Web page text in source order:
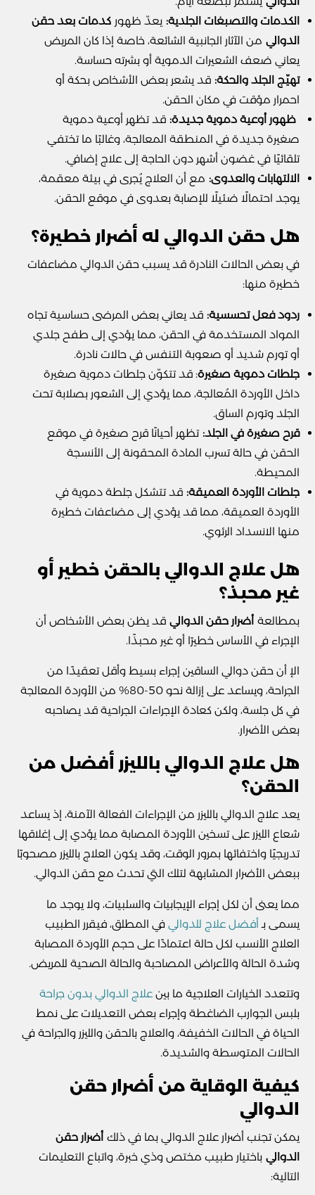
الكدمات والتصبغات الجلدية: يعدّ ظهور كدمات بعد حقن
الدوالي من الآثار الجانبية الشائعة، خاصة إذا كان المريض
يعاني ضعف الشعيرات الدموية أو بشرته حساسة.
تهيّج الجلد والحكة: قد يشعر بعض الأشخاص بحكة أو
احمرار مؤقت في مكان الحقن.
ظهور أوعية دموية جديدة: قد تظهر أوعية دموية
صغيرة جديدة في المنطقة المعالجة، وغالبًا ما تختفي
تلقائيًا في غضون أشهر دون الحاجة إلى علاج إضافي.
الالتهابات والعدوى: مع أن العلاج يُجرى في بيئة معقمة،
يوجد احتمالًا ضئيلًا للإصابة بعدوى في موقع الحقن.
هل حقن الدوالي له أضرار خطيرة؟
في بعض الحالات النادرة قد يسبب حقن الدوالي مضاعفات
خطيرة منها:
ردود فعل تحسسية: قد يعاني بعض المرضى حساسية تجاه
المواد المستخدمة في الحقن، مما يؤدي إلى طفح جلدي
أو تورم شديد أو صعوبة التنفس في حالات نادرة.
جلطات دموية صغيرة: قد تتكوّن جلطات دموية صغيرة
داخل الأوردة المُعالجة، مما يؤدي إلى الشعور بصلابة تحت
الجلد وتورم الساق.
قرح صغيرة في الجلد: تظهر أحيانًا قرح صغيرة في موقع
الحقن في حالة تسرب المادة المحقونة إلى الأنسجة
المحيطة.
جلطات الأوردة العميقة: قد تتشكل جلطة دموية في
الأوردة العميقة، مما قد يؤدي إلى مضاعفات خطيرة
منها الانسداد الرئوي.
هل علاج الدوالي بالحقن خطير أو
غير محبذ؟
بمطالعةأضرار حقن الدوالي قد يظن بعض الأشخاص أن
الإجراء في الأساس خطيرًا أو غير محبذًا.
الإ أن حقن دوالي الساقين إجراء بسيط وأقل تعقيدًا من
الجراحة، ويساعد على إزالة نحو 50-80% من الأوردة المعالجة
في كل جلسة، ولكن كعادة الإجراءات الجراحية قد يصاحبه
بعض الأضرار.
هل علاج الدوالي بالليزر أفضل من
الحقن؟
يعد علاج الدوالي بالليزر من الإجراءات الفعالة الآمنة، إذ يساعد
شعاع الليزر على تسخين الأوردة المصابة مما يؤدي إلى إغلاقها
تدريجيًا واختفائها بمرور الوقت، وقد يكون العلاج بالليزر مصحوبًا
ببعض الأضرار المشابهة لتلك التي تحدث مع حقن الدوالي.
مما يعنى أن لكل إجراء الإيجابيات والسلبيات، ولا يوجد ما
يسمى بـ أفضل علاج للدوالي في المطلق، فيقرر الطبيب
العلاج الأنسب لكل حالة اعتمادًا على حجم الأوردة المصابة
وشدة الحالة والأعراض المصاحبة والحالة الصحية للمريض.
وتتعدد الخيارات العلاجية ما بينعلاج الدوالي بدون جراحة
بلبس الجوارب الضاغطة وإجراء بعض التعديلات على نمط
الحياة في الحالات الخفيفة، والعلاج بالحقن والليزر والجراحة في
الحالات المتوسطة والشديدة.
كيفية الوقاية من أضرار حقن
الدوالي
يمكن تجنب أضرار علاج الدوالي بما في ذلكأضرار حقن
الدوالي باختيار طبيب مختص وذي خبرة، واتباع التعليمات
التالية: